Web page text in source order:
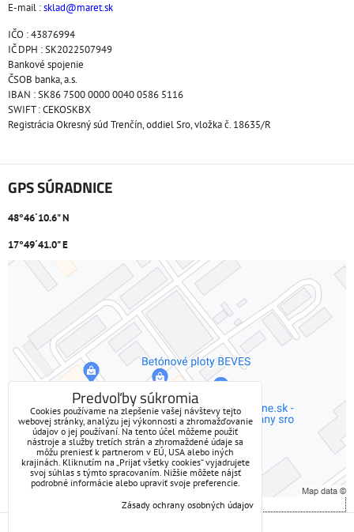
E-mail :sklad@maret.sk
IČO : 43876994
IČ DPH : SK2022507949
Bankové spojenie
ČSOB banka, a.s.
IBAN : SK86 7500 0000 0040 0586 5116
SWIFT : CEKOSKBX
Registrácia Okresný súd Trenčín, oddiel Sro, vložka č. 18635/R
GPS SÚRADNICE
48°46´10.6" N
17°49´41.0" E
Externý obsah je blokovaný Voľbami súkromia
Prajete si načítať externý obsah?
Povoliť tentokrát
Povoliť a zapamätať - súhlas s druhom cookie: Funkčné
Otvoriť obsah v novom okne
Predvoľby súkromia
Cookies používame na zlepšenie vašej návštevy tejto
webovej stránky, analýzu jej výkonnosti a zhromažďovanie
údajov o jej používaní. Na tento účel môžeme použiť
nástroje a služby tretích strán a zhromaždené údaje sa
môžu preniesť k partnerom v EÚ, USA alebo iných
krajinách. Kliknutím na „Prijať všetky cookies“ vyjadrujete
svoj súhlas s týmto spracovaním. Nižšie môžete nájsť
podrobné informácie alebo upraviť svoje preferencie.
Zásady ochrany osobných údajov